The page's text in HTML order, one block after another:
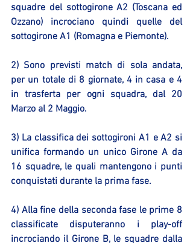
squadre del sottogirone A2 (Toscana ed
Ozzano) incrociano quindi quelle del
sottogirone A1 (Romagna e Piemonte).
2) Sono previsti match di sola andata,
per un totale di 8 giornate, 4 in casa e 4
in trasferta per ogni squadra, dal 20
Marzo al 2 Maggio.
3) La classifica dei sottogironi A1 e A2 si
unifica formando un unico Girone A da
16 squadre, le quali mantengono i punti
conquistati durante la prima fase.
4) Alla fine della seconda fase le prime 8
classificate disputeranno i play-off
incrociando il Girone B, le squadre dalla